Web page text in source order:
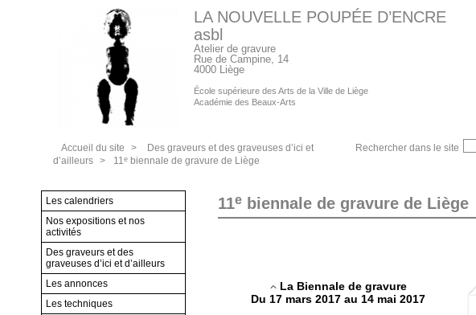
LA NOUVELLE POUPÉE D’ENCRE
asbl
Atelier de gravure
Rue de Campine, 14
4000 Liège
École supérieure des Arts de la Ville de Liège
Académie des Beaux-Arts
Rechercher dans le site
Accueil du site >
Des graveurs et des graveuses d’ici et
d’ailleurs > 11e biennale de gravure de Liège
11e biennale de gravure de Liège
La Biennale de gravure
Du 17 mars 2017 au 14 mai 2017
Les calendriers
Nos expositions et nos
activités
Des graveurs et des
graveuses d’ici et d’ailleurs
Les annonces
Les techniques